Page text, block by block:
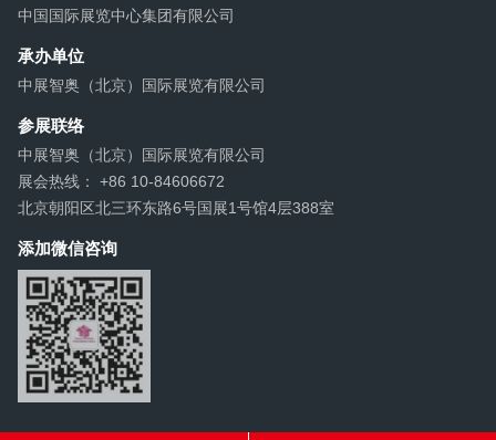
中国国际展览中心集团有限公司
承办单位
中展智奥（北京）国际展览有限公司
参展联络
中展智奥（北京）国际展览有限公司
展会热线： +86 10-84606672
北京朝阳区北三环东路6号国展1号馆4层388室
添加微信咨询